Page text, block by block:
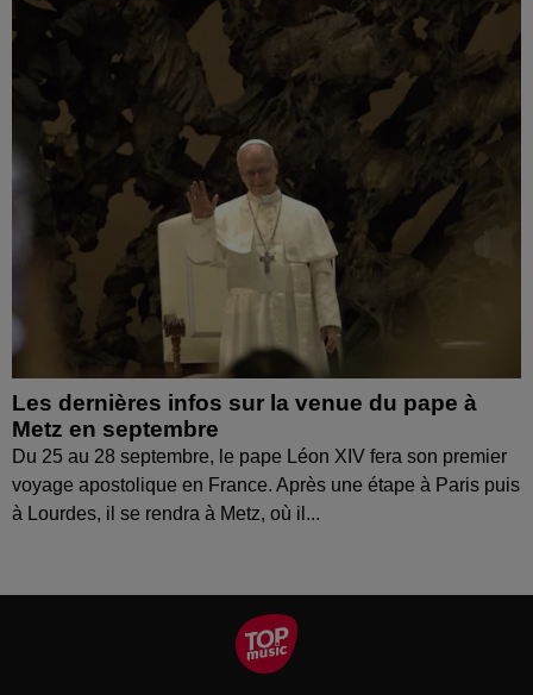
Les dernières infos sur la venue du pape à
Metz en septembre
Du 25 au 28 septembre, le pape Léon XIV fera son premier
voyage apostolique en France. Après une étape à Paris puis
à Lourdes, il se rendra à Metz, où il...